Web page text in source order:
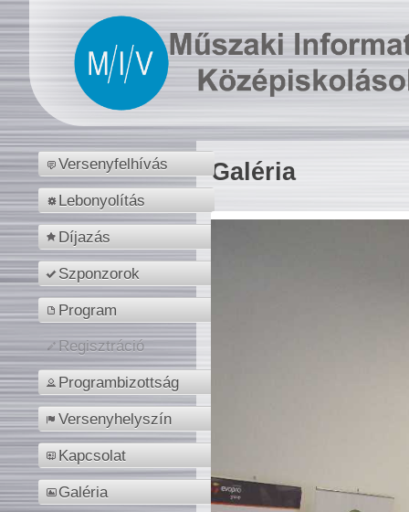
Versenyfelhívás
Lebonyolítás
Díjazás
Szponzorok
Program
Regisztráció
Programbizottság
Versenyhelyszín
Kapcsolat
Galéria
Galéria